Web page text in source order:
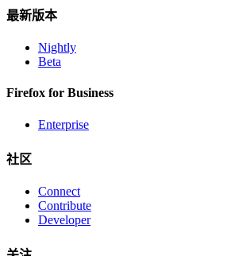
最新版本
Nightly
Beta
Firefox for Business
Enterprise
社区
Connect
Contribute
Developer